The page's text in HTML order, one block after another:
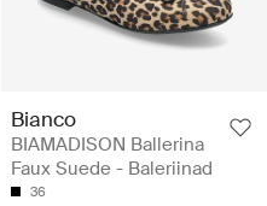
Bianco
BIAMADISON Ballerina
Faux Suede - Baleriinad
36